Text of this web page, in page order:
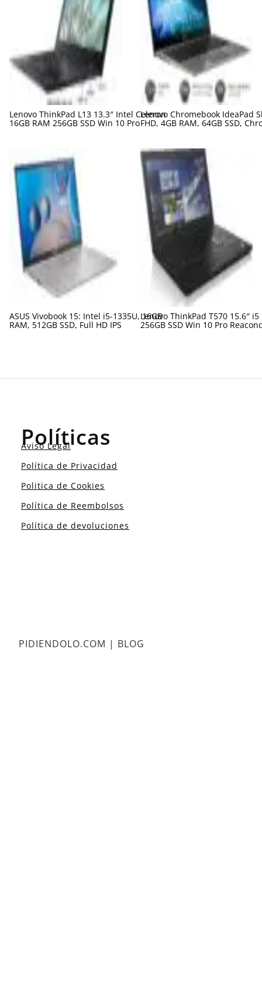
Lenovo ThinkPad L13 13.3″ Intel Celeron
16GB RAM 256GB SSD Win 10 Pro
Lenovo Chromebook IdeaPad
FHD, 4GB RAM, 64GB SSD,
ASUS Vivobook 15: Intel i5-1335U, 16GB
RAM, 512GB SSD, Full HD IPS
Lenovo ThinkPad T570 15.6″ i5
256GB SSD Win 10 Pro
Políticas
Aviso Legal
Política de Privacidad
Politica de Cookies
Política de Reembolsos
Política de devoluciones
PIDIENDOLO.COM | BLOG